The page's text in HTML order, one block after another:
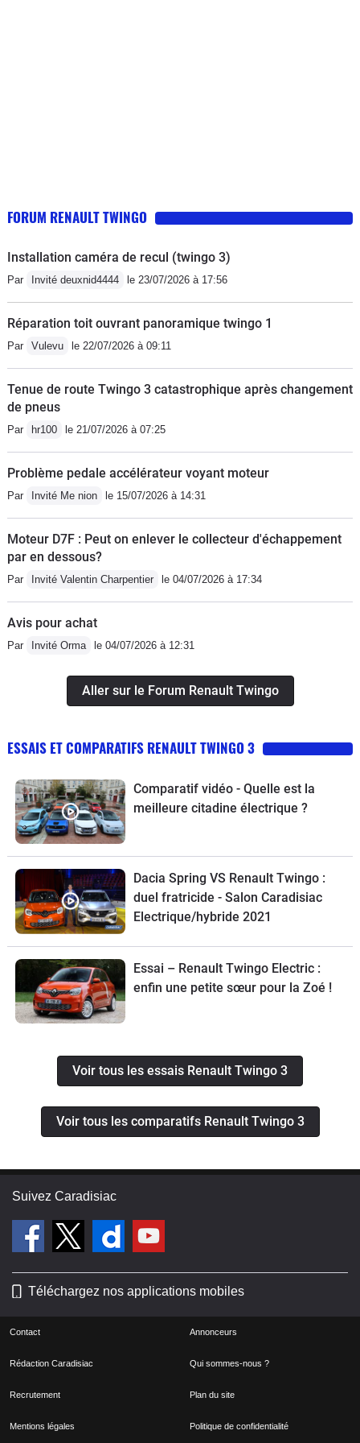
FORUM RENAULT TWINGO
Installation caméra de recul (twingo 3)
Par Invité deuxnid4444 le 23/07/2026 à 17:56
Réparation toit ouvrant panoramique twingo 1
Par Vulevu le 22/07/2026 à 09:11
Tenue de route Twingo 3 catastrophique après changement
de pneus
Par hr100 le 21/07/2026 à 07:25
Problème pedale accélérateur voyant moteur
Par Invité Me nion le 15/07/2026 à 14:31
Moteur D7F : Peut on enlever le collecteur d'échappement
par en dessous?
Par Invité Valentin Charpentier le 04/07/2026 à 17:34
Avis pour achat
Par Invité Orma le 04/07/2026 à 12:31
Aller sur le Forum Renault Twingo
ESSAIS ET COMPARATIFS RENAULT TWINGO 3
Comparatif vidéo - Quelle est la
meilleure citadine électrique ?
Dacia Spring VS Renault Twingo :
duel fratricide - Salon Caradisiac
Electrique/hybride 2021
Essai – Renault Twingo Electric :
enfin une petite sœur pour la Zoé !
Voir tous les essais Renault Twingo 3
Voir tous les comparatifs Renault Twingo 3
Suivez Caradisiac
Téléchargez nos applications mobiles
Contact Annonceurs
Rédaction Caradisiac Qui sommes-nous ?
Recrutement Plan du site
Mentions légales Politique de confidentialité